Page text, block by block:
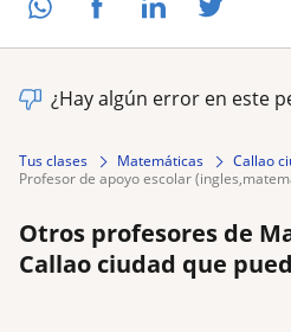
¿Hay algún error en este
Tus clases Matemáticas
Callao
profesor de apoyo escolar
Otros profesores de
Callao ciudad que